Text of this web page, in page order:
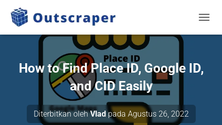
How to Find Place ID, Google ID,
and CID Easily
Diterbitkan olehVladpada Agustus 26, 2022